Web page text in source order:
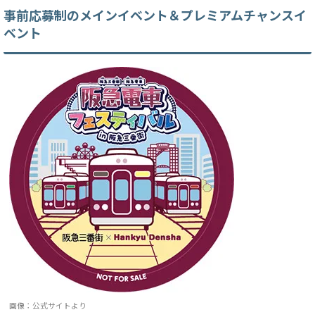
事前応募制のメインイベント＆プレミアムチャンスイ
ベント
画像：公式サイトより